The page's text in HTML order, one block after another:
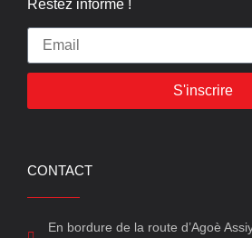
Restez informé !
S'inscrire
CONTACT
En bordure de la route d’Agoè